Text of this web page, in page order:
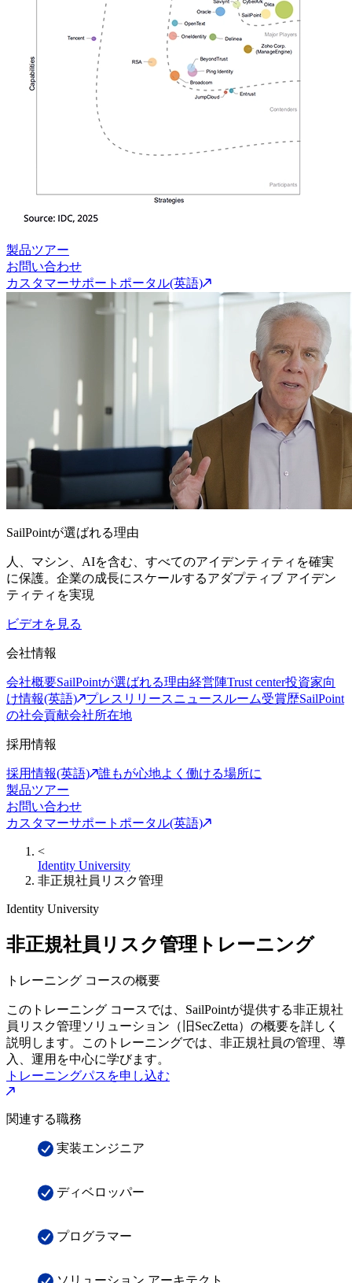
製品ツアー
お問い合わせ
カスタマーサポートポータル(英語)
SailPointが選ばれる理由
人、マシン、AIを含む、すべてのアイデンティティを確実
に保護。企業の成長にスケールするアダプティブ アイデン
ティティを実現
ビデオを見る
会社情報
会社概要SailPointが選ばれる理由経営陣Trust center投資家向
け情報(英語)
プレスリリースニュースルーム受賞歴SailPoint
の社会貢献会社所在地
採用情報
採用情報(英語)
誰もが心地よく働ける場所に
製品ツアー
お問い合わせ
カスタマーサポートポータル(英語)
<
Identity University
非正規社員リスク管理
Identity University
非正規社員リスク管理トレーニング
トレーニング コースの概要
このトレーニング コースでは、SailPointが提供する非正規社
員リスク管理ソリューション（旧SecZetta）の概要を詳しく
説明します。このトレーニングでは、非正規社員の管理、導
入、運用を中心に学びます。
トレーニングパスを申し込む
関連する職務
実装エンジニア
ディベロッパー
プログラマー